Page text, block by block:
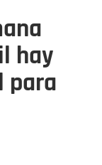
hay
para